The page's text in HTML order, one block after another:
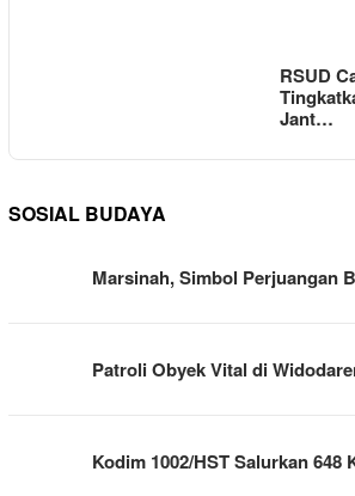
RSUD
Jant…
SOSIAL BUDAYA
Marsinah, Simbol Perjuangan
Patroli Obyek Vital di
Kodim 1002/HST Salurkan